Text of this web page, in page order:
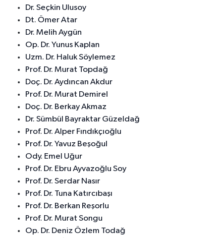
Dr. Seçkin Ulusoy
Dt. Ömer Atar
Dr. Melih Aygün
Op. Dr. Yunus Kaplan
Uzm. Dr. Haluk Söylemez
Prof. Dr. Murat Topdağ
Doç. Dr. Aydıncan Akdur
Prof. Dr. Murat Demirel
Doç. Dr. Berkay Akmaz
Dr. Sümbül Bayraktar Güzeldağ
Prof. Dr. Alper Fındıkçıoğlu
Prof. Dr. Yavuz Beşoğul
Ody. Emel Uğur
Prof. Dr. Ebru Ayvazoğlu Soy
Prof. Dr. Serdar Nasır
Prof. Dr. Tuna Katırcıbaşı
Prof. Dr. Berkan Reşorlu
Prof. Dr. Murat Songu
Op. Dr. Deniz Özlem Todağ